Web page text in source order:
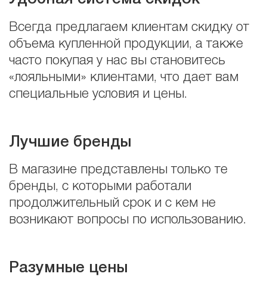
Всегда предлагаем клиентам скидку от
объема купленной продукции, а также
часто покупая у нас вы становитесь
«лояльными» клиентами, что дает вам
специальные условия и цены.
Лучшие бренды
В магазине представлены только те
бренды, с которыми работали
продолжительный срок и с кем не
возникают вопросы по использованию.
Разумные цены